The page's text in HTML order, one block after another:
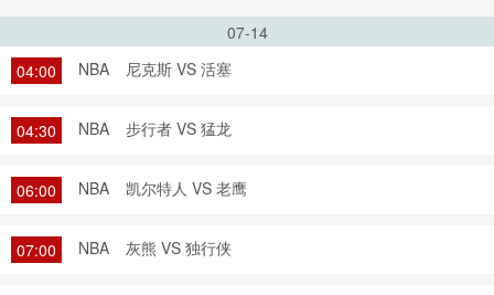
07-14
04:00
NBA 尼克斯 VS 活塞
04:30 NBA 步行者 VS 猛龙
06:00 NBA 凯尔特人 VS 老鹰
07:00 NBA 灰熊 VS 独行侠